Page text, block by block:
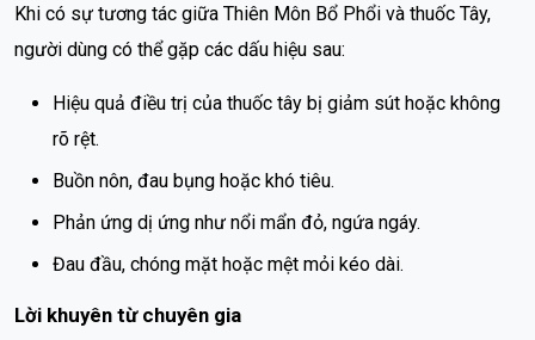
Khi có sự tương tác giữa Thiên Môn Bổ Phổi và thuốc Tây,
người dùng có thể gặp các dấu hiệu sau:
Hiệu quả điều trị của thuốc tây bị giảm sút hoặc không
rõ rệt.
Buồn nôn, đau bụng hoặc khó tiêu.
Phản ứng dị ứng như nổi mẩn đỏ, ngứa ngáy.
Đau đầu, chóng mặt hoặc mệt mỏi kéo dài.
Lời khuyên từ chuyên gia